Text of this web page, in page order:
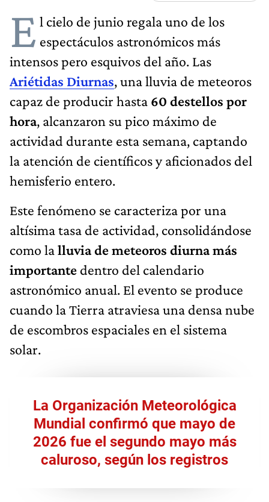
E l cielo de junio regala uno de los
espectáculos astronómicos más
intensos pero esquivos del año. Las
Ariétidas Diurnas, una lluvia de meteoros
capaz de producir hasta 60 destellos por
hora, alcanzaron su pico máximo de
actividad durante esta semana, captando
la atención de científicos y aficionados del
hemisferio entero.
Este fenómeno se caracteriza por una
altísima tasa de actividad, consolidándose
como lalluvia de meteoros diurna más
importante dentro del calendario
astronómico anual. El evento se produce
cuando la Tierra atraviesa una densa nube
de escombros espaciales en el sistema
solar.
La Organización Meteorológica
Mundial confirmó que mayo de
2026 fue el segundo mayo más
caluroso, según los registros